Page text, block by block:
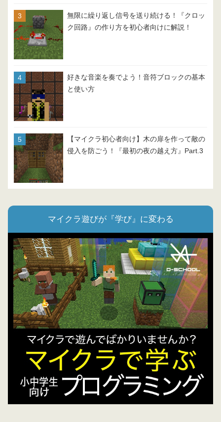
無限に繰り返し信号を送り続ける！『クロッ
ク回路』の作り方を初心者向けに解説！
好きな音楽を奏でよう！音符ブロックの基本
と使い方
【マイクラ初心者向け】木の扉を作って敵の
侵入を防ごう！『最初の夜の越え方』Part.3
マイクラ遊びが『学び』に変わる